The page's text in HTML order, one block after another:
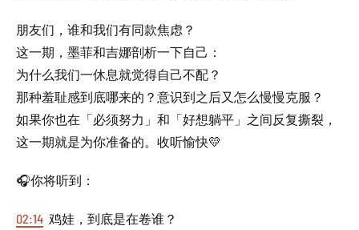
朋友们，谁和我们有同款焦虑？
这一期，墨菲和吉娜剖析一下自己：
为什么我们一休息就觉得自己不配？
那种羞耻感到底哪来的？意识到之后又怎么慢慢克服？
如果你也在「必须努力」和「好想躺平」之间反复撕裂，
这一期就是为你准备的。收听愉快💛
🎧你将听到：
02:14 鸡娃，到底是在卷谁？